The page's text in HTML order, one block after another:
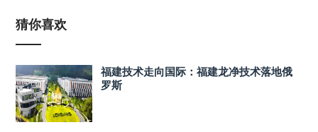
猜你喜欢
福建技术走向国际：福建龙净技术落地俄
罗斯